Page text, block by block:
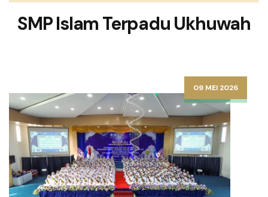
SMP Islam Terpadu Ukhuwah
09 MEI 2026